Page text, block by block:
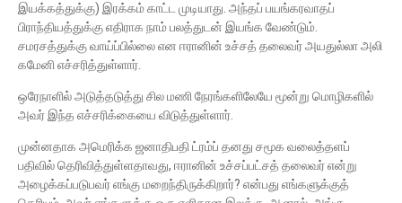
இயக்கத்துக்கு) இரக்கம் காட்ட முடியாது. அந்தப் பயங்கரவாதப்
பிராந்தியத்துக்கு எதிராக நாம் பலத்துடன் இயங்க வேண்டும்.
சமரசத்துக்கு வாய்ப்பில்லை என ஈரானின் உச்சத் தலைவர் அயதுல்லா அலி
கமேனி எச்சரித்துள்ளார்.
ஒரேநாளில் அடுத்தடுத்து சில மணி நேரங்களிலேயே மூன்று மொழிகளில்
அவர் இந்த எச்சரிக்கையை விடுத்துள்ளார்.
முன்னதாக அமெரிக்க ஜனாதிபதி ட்ரம்ப் தனது சமூக வலைத்தளப்
பதிவில் தெரிவித்துள்ளதாவது, ஈரானின் உச்சப்பட்சத் தலைவர் என்று
அழைக்கப்படுபவர் எங்கு மறைந்திருக்கிறார்? என்பது எங்களுக்குத்